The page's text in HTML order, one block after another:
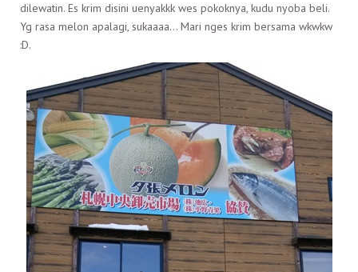
dilewatin. Es krim disini uenyakkk wes pokoknya, kudu nyoba beli.
Yg rasa melon apalagi, sukaaaa… Mari nges krim bersama wkwkw
:D.